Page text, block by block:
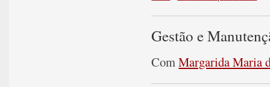
Gestão e
ComMargarida Maria